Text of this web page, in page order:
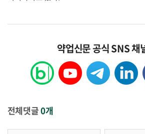
약업신문 공식 SNS 채
전체댓글0개